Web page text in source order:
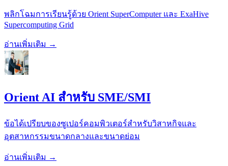
พลิกโฉมการเรียนรู้ด้วย Orient SuperComputer และ ExaHive
Supercomputing Grid
อ่านเพิ่มเติม →
Orient AI สำหรับ SME/SMI
ข้อได้เปรียบของซูเปอร์คอมพิวเตอร์สำหรับวิสาหกิจและ
อุตสาหกรรมขนาดกลางและขนาดย่อม
อ่านเพิ่มเติม →